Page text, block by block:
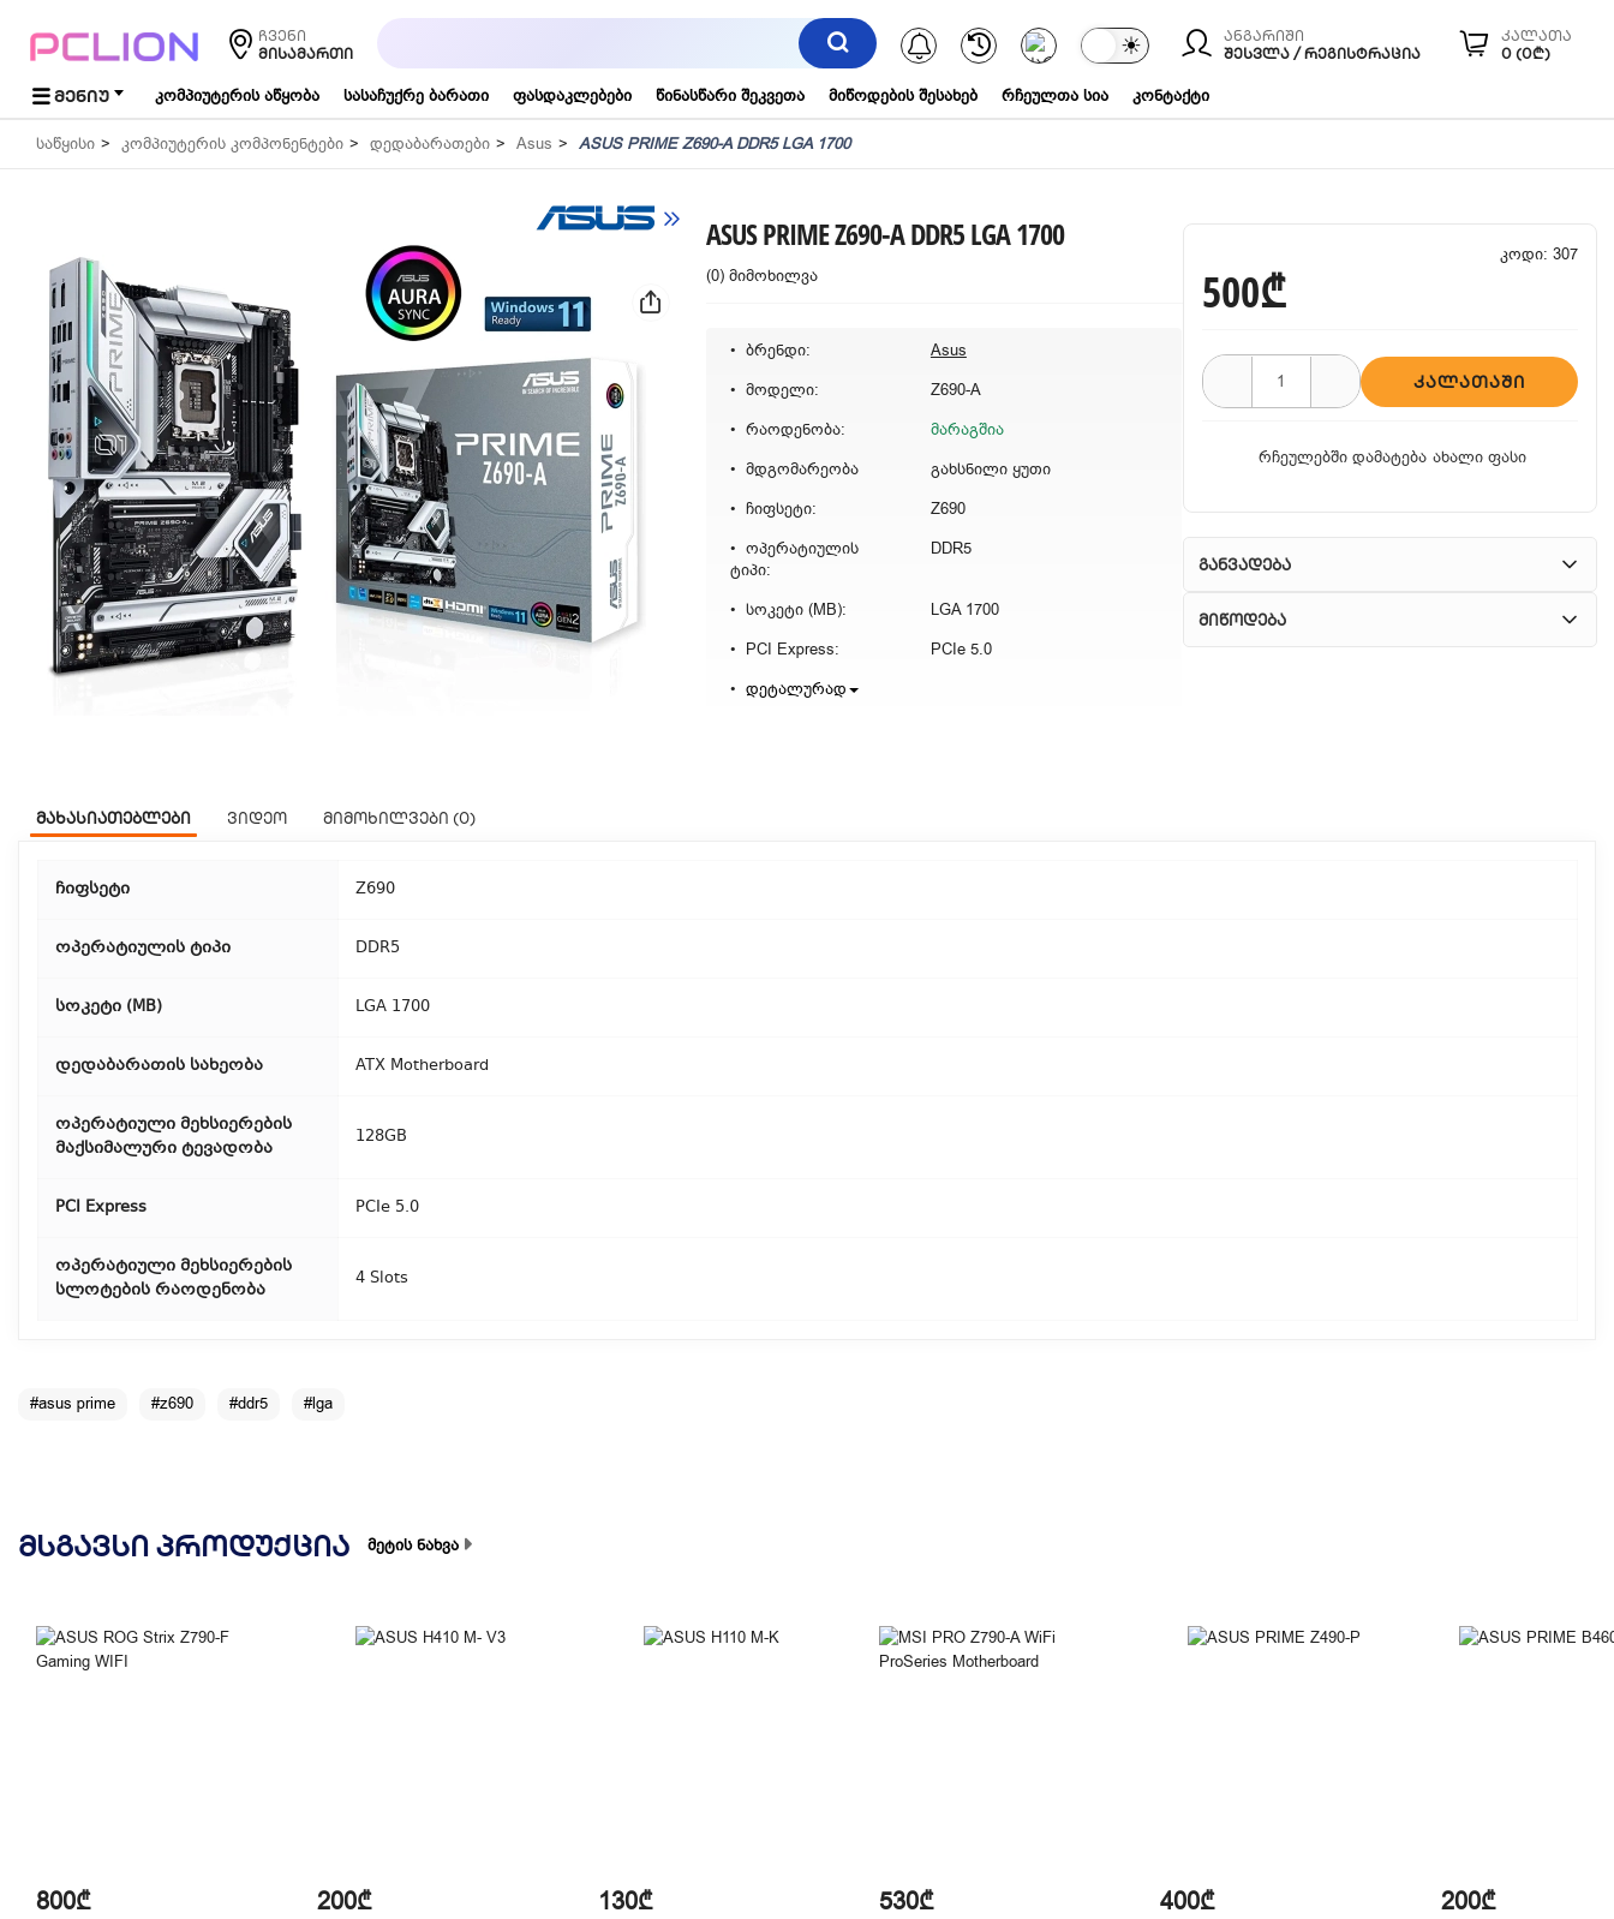
ჩვენი
ᲛᲘᲡᲐᲛᲐᲠᲗᲘ
კალათა
0 (0₾)
ანგარიში
ᲨᲔᲡᲕᲚᲐ / ᲠᲔᲒᲘᲡᲢᲠᲐᲪᲘᲐ
☀
შეტყობინებები
ᲛᲔᲜᲘᲣ კომპიუტერის აწყობა სასაჩუქრე ბარათი ფასდაკლებები წინასწარი შეკვეთა მიწოდების შესახებ რჩეულთა სია კონტაქტი
საწყისი კომპიუტერის კომპონენტები დედაბარათები Asus ASUS PRIME Z690-A DDR5 LGA 1700
ASUS PRIME Z690-A DDR5 LGA 1700
(0) მიმოხილვა
ბრენდი:
Asus
მოდელი:
Z690-A
რაოდენობა:
მარაგშია
მდგომარეობა
გახსნილი ყუთი
ჩიფსეტი:
Z690
ოპერატიულის
ტიპი:
DDR5
სოკეტი (MB):
LGA 1700
PCI Express:
PCIe 5.0
დეტალურად
კოდი: 307
500₾
ᲙᲐᲚᲐᲗᲐᲨᲘ
რჩეულებში დამატება ახალი ფასი
განვადება
მიწოდება
მახასიათებლები ვიდეო მიმოხილვები (0)
ჩიფსეტი Z690
ოპერატიულის ტიპი DDR5
სოკეტი (MB) LGA 1700
დედაბარათის სახეობა ATX Motherboard
ოპერატიული მეხსიერების
მაქსიმალური ტევადობა
128GB
PCI Express PCIe 5.0
ოპერატიული მეხსიერების
სლოტების რაოდენობა
4 Slots
#asus prime #z690 #ddr5 #lga
ᲛᲡᲒᲐᲕᲡᲘ ᲞᲠᲝᲓᲣᲥᲪᲘᲐ მეტის ნახვა
800₾ 200₾ 130₾ 530₾ 400₾ 200₾